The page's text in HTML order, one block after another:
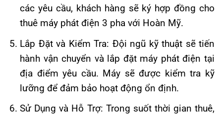
các yêu cầu, khách hàng sẽ ký hợp đồng cho
thuê máy phát điện 3 pha với Hoàn Mỹ.
Lắp Đặt và Kiểm Tra: Đội ngũ kỹ thuật sẽ tiến
hành vận chuyển và lắp đặt máy phát điện tại
địa điểm yêu cầu. Máy sẽ được kiểm tra kỹ
lưỡng để đảm bảo hoạt động ổn định.
Sử Dụng và Hỗ Trợ: Trong suốt thời gian thuê,